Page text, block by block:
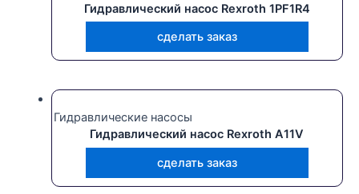
Гидравлический насос Rexroth 1PF1R4
сделать заказ
Гидравлические насосы
Гидравлический насос Rexroth A11V
сделать заказ